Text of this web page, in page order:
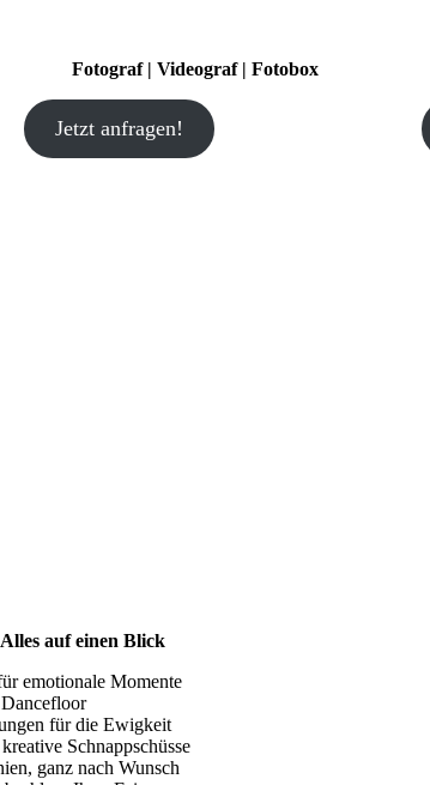
Fotograf | Videograf | Fotobox
Jetzt anfragen!
auf einen Blick
emotionale Momente
für die Ewigkeit
Schnappschüsse
ganz nach Wunsch